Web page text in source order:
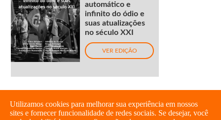
automático e
infinito do ódio e
suas atualizações
no século XXI
VER EDIÇÃO
Utilizamos cookies para melhorar sua experiência em nossos
sites e fornecer funcionalidade de redes sociais. Se desejar, você